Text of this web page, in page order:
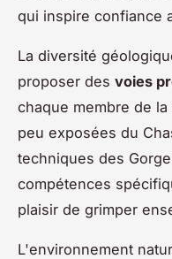
qui inspire confiance
La diversité
proposer des voies
chaque membre de
peu exposées du
techniques des
compétences
plaisir de grimper
L'environnement